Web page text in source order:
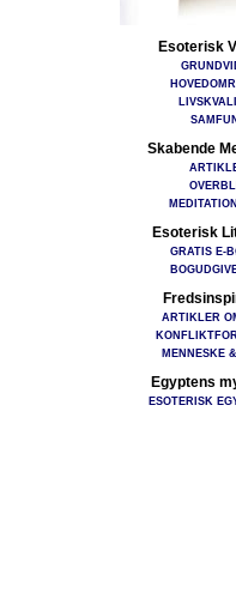
Esoterisk
Skabende
Esoterisk
GRATIS E-
ARTIKLER
MENNESKE
Egyptens
ESOTERISK